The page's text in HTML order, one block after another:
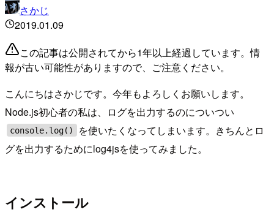
さかじ
2019.01.09
この記事は公開されてから1年以上経過しています。情
報が古い可能性がありますので、ご注意ください。
こんにちはさかじです。今年もよろしくお願いします。
Node.js初心者の私は、ログを出力するのについつい
console.log()
を使いたくなってしまいます。きちんとロ
グを出力するためにlog4jsを使ってみました。
インストール